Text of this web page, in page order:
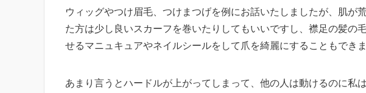
ウィッグやつけ眉毛、つけまつげを例にお話いたしましたが、肌が
た方は少し良いスカーフを巻いたりしてもいいですし、襟足の髪の
せるマニュキュアやネイルシールをして爪を綺麗にすることもできま
あまり言うとハードルが上がってしまって、他の人は動けるのに私